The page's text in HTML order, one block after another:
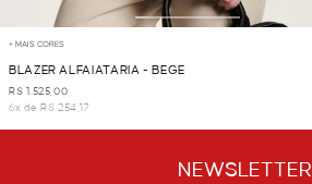
+ MAIS CORES
BLAZER ALFAIATARIA - BEGE
R$ 1.525,00
6x de R$ 254,17
NEWSLETTER